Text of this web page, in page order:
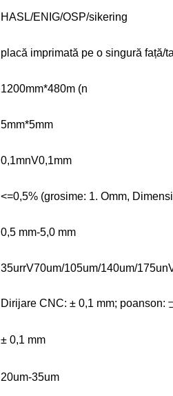
HASL/ENIG/OSP/sikering
placă imprimată pe o singură față/
1200mm*480m (n
5mm*5mm
0,1mnV0,1mm
<=0,5% (grosime: 1. Omm,
0,5 mm-5,0 mm
35urrV70um/105um/140um/
Dirijare CNC: ± 0,1 mm; poanson:
± 0,1 mm
20um-35um